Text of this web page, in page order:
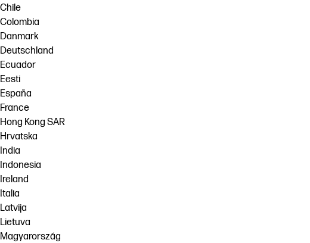
Chile
Colombia
Danmark
Deutschland
Ecuador
Eesti
España
France
Hong Kong SAR
Hrvatska
India
Indonesia
Ireland
Italia
Latvija
Lietuva
Magyarország